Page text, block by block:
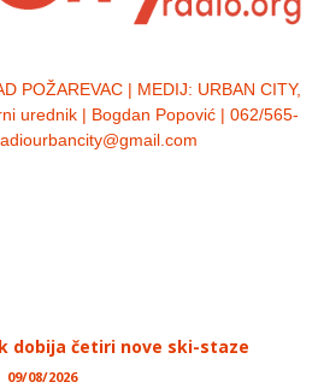
POŽAREVAC | MEDIJ: URBAN CITY,
urednik | Bogdan Popović | 062/565-
dobija četiri nove ski-staze
09/08/2026